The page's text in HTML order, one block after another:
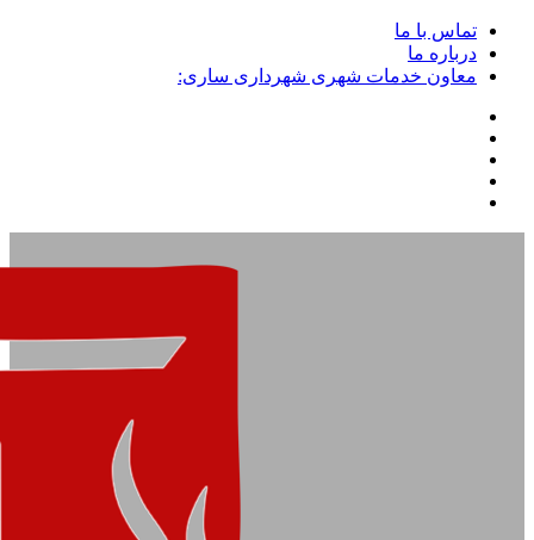
تماس با ما
درباره ما
معاون خدمات شهری شهرداری ساری: